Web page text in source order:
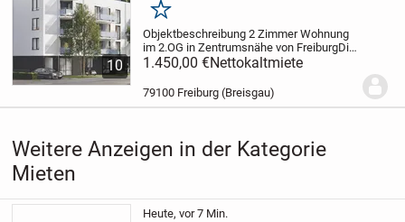
10
Merken
Objektbeschreibung 2 Zimmer Wohnung
im 2.OG in Zentrumsnähe von FreiburgDie
Wohnung verfügt über eine Wohnfläche
separate Küche, ein Duschbad sowie
1.450,00 €Nettokaltmiete
79100 Freiburg (Breisgau)
Weitere Anzeigen in der Kategorie
Mieten
Heute, vor 7 Min.